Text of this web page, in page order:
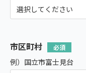
市区町村
例）国立市富士見台